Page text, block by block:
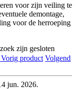
voor zijn veiling te
demontage,
voor de herroeping
zijn gesloten
Vorig product Volgend
jun. 2026.